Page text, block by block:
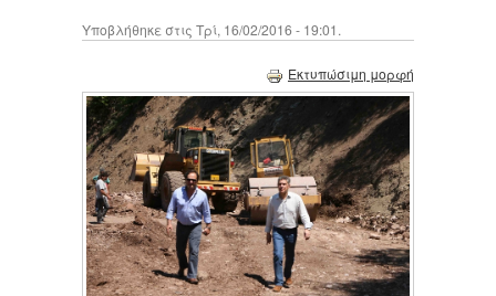
Υποβλήθηκε στις Τρί, 16/02/2016 - 19:01.
Εκτυπώσιμη μορφή